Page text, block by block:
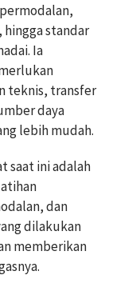
standar
Ia
teknis, transfer
daya
lebih mudah.
saat ini adalah
dan
dilakukan
memberikan